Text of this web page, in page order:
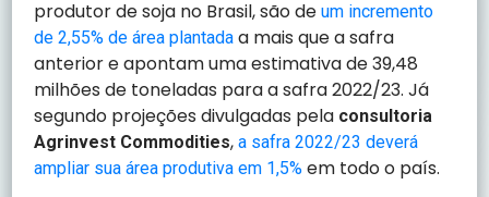
produtor de soja no Brasil, são deum incremento
de 2,55% de área plantada a mais que a safra
anterior e apontam uma estimativa de 39,48
milhões de toneladas para a safra 2022/23. Já
segundo projeções divulgadas pela consultoria
Agrinvest Commodities,a safra 2022/23 deverá
ampliar sua área produtiva em 1,5% em todo o país.